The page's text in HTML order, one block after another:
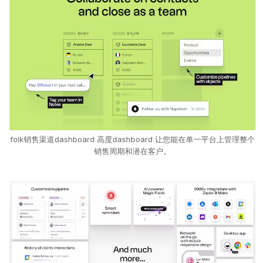
folk销售渠道dashboard 高度dashboard 让您能在单一平台上管理整个
销售周期和潜在客户。